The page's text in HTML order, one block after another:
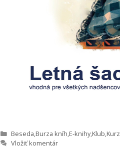
Kategórie
Beseda,Burza kníh,E-knihy,Klub,Kurz
Vložiť komentár